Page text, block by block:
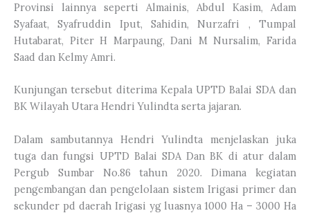
Provinsi lainnya seperti Almainis, Abdul Kasim, Adam
Syafaat, Syafruddin Iput, Sahidin, Nurzafri , Tumpal
Hutabarat, Piter H Marpaung, Dani M Nursalim, Farida
Saad dan Kelmy Amri.
Kunjungan tersebut diterima Kepala UPTD Balai SDA dan
BK Wilayah Utara Hendri Yulindta serta jajaran.
Dalam sambutannya Hendri Yulindta menjelaskan juka
tuga dan fungsi UPTD Balai SDA Dan BK di atur dalam
Pergub Sumbar No.86 tahun 2020. Dimana kegiatan
pengembangan dan pengelolaan sistem Irigasi primer dan
sekunder pd daerah Irigasi yg luasnya 1000 Ha – 3000 Ha